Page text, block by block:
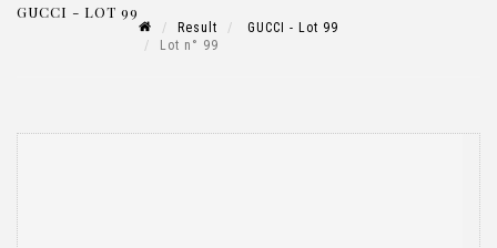
GUCCI - LOT 99
Result
GUCCI - Lot 99
Lot n° 99